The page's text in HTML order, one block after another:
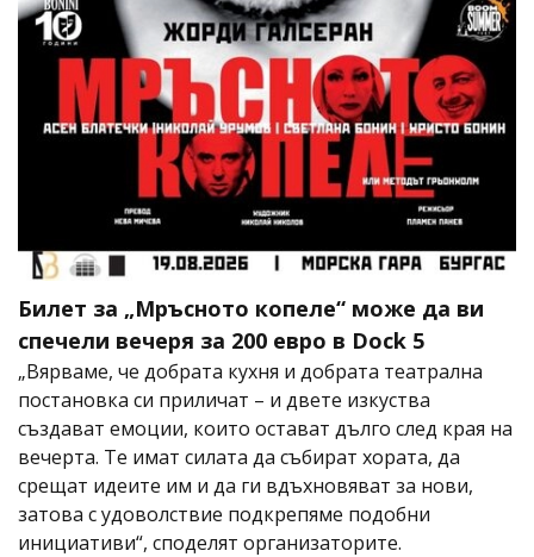
Билет за „Мръсното копеле“ може да ви
спечели вечеря за 200 евро в Dock 5
„Вярваме, че добрата кухня и добрата театрална
постановка си приличат – и двете изкуства
създават емоции, които остават дълго след края на
вечерта. Те имат силата да събират хората, да
срещат идеите им и да ги вдъхновяват за нови,
затова с удоволствие подкрепяме подобни
инициативи“, споделят организаторите.